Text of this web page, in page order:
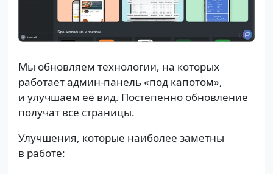
Мы обновляем технологии, на которых
работает админ-панель «под капотом»,
и улучшаем её вид. Постепенно обновление
получат все страницы.
Улучшения, которые наиболее заметны
в работе: